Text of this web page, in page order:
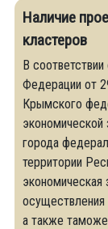
Наличие
кластеров
В
Федерации от
Крымского
экономической
города
территории
осуществления
а также